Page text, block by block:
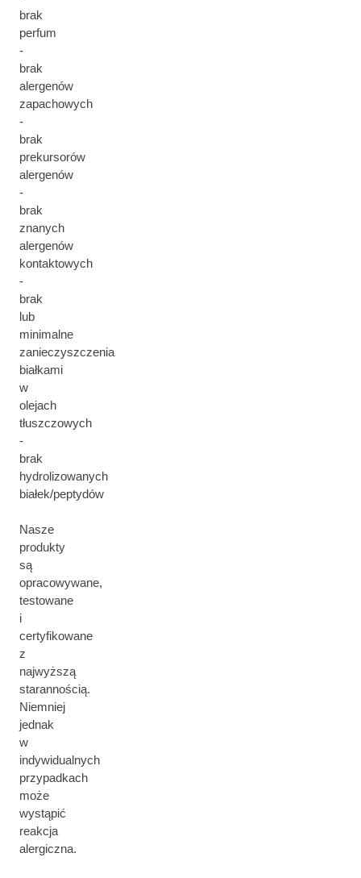
brak
perfum
-
brak
alergenów
zapachowych
-
brak
prekursorów
alergenów
-
brak
znanych
alergenów
kontaktowych
-
brak
lub
minimalne
zanieczyszczenia
białkami
w
olejach
tłuszczowych
-
brak
hydrolizowanych
białek/peptydów
Nasze
produkty
są
opracowywane,
testowane
i
certyfikowane
z
najwyższą
starannością.
Niemniej
jednak
w
indywidualnych
przypadkach
może
wystąpić
reakcja
alergiczna.